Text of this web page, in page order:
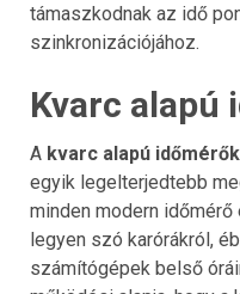
támaszkodnak az idő
szinkronizációjához.
Kvarc alapú
A kvarc alapú időmérők
egyik legelterjedtebb
minden modern
legyen szó karórákról,
számítógépek belső